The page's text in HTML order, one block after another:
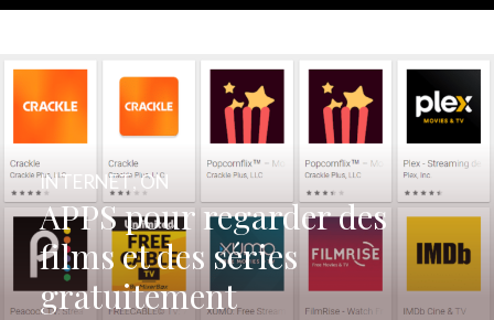
APPS pour regarder des
films et des séries
gratuitement
INTERNET,ON